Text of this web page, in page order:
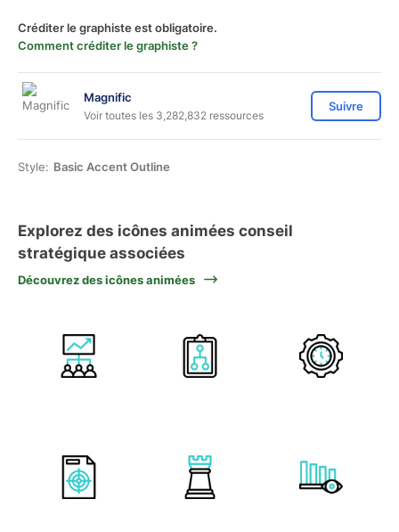
Créditer le graphiste est obligatoire.
Comment créditer le graphiste ?
Magnific
Voir toutes les 3,282,832 ressources
Suivre
Style: Basic Accent Outline
Explorez des icônes animées conseil
stratégique associées
Découvrez des icônes animées